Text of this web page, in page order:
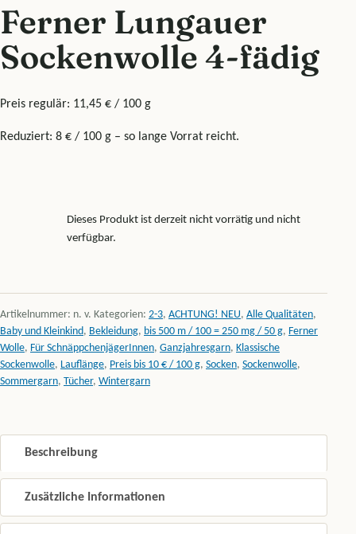
Ferner Lungauer
Sockenwolle 4-fädig
Preis regulär: 11,45 € / 100 g
Reduziert: 8 € / 100 g – so lange Vorrat reicht.
Dieses Produkt ist derzeit nicht vorrätig und nicht
verfügbar.
Artikelnummer: n. v. Kategorien: 2-3, ACHTUNG! NEU, Alle Qualitäten,
Baby und Kleinkind, Bekleidung, bis 500 m / 100 = 250 mg / 50 g, Ferner
Wolle, Für SchnäppchenjägerInnen, Ganzjahresgarn, Klassische
Sockenwolle, Lauflänge, Preis bis 10 € / 100 g, Socken, Sockenwolle,
Sommergarn, Tücher, Wintergarn
Beschreibung
Zusätzliche Informationen